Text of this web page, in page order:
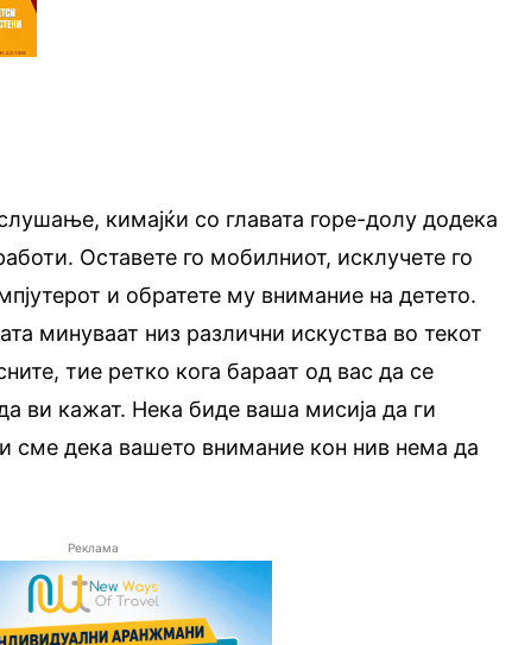
кимајќи со главата горе-долу додека
Оставете го мобилниот, исклучете го
и обратете му внимание на детето.
минуваат низ различни искуства во текот
тие ретко кога бараат од вас да се
ви кажат. Нека биде ваша мисија да ги
сме дека вашето внимание кон нив нема да
Реклама